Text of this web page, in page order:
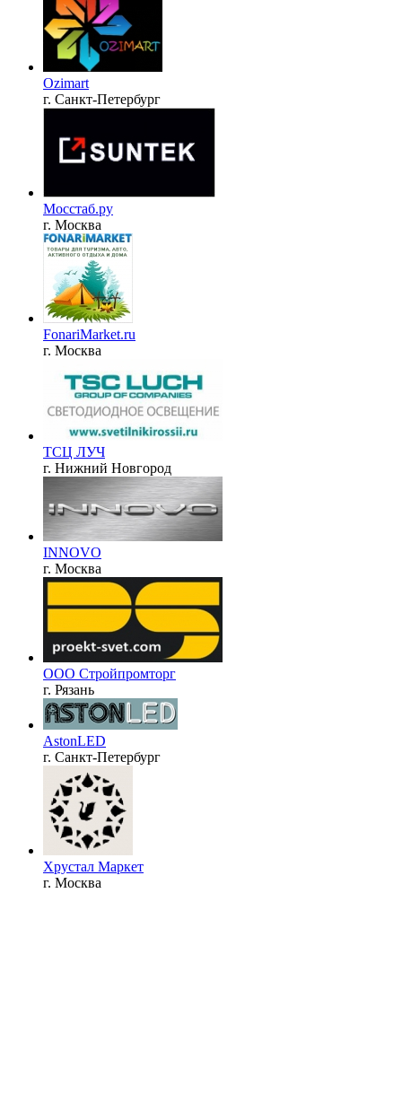
Ozimart
г. Санкт-Петербург
Мосстаб.ру
г. Москва
FonariMarket.ru
г. Москва
ТСЦ ЛУЧ
г. Нижний Новгород
INNOVO
г. Москва
ООО Стройпромторг
г. Рязань
AstonLED
г. Санкт-Петербург
Хрустал Маркет
г. Москва